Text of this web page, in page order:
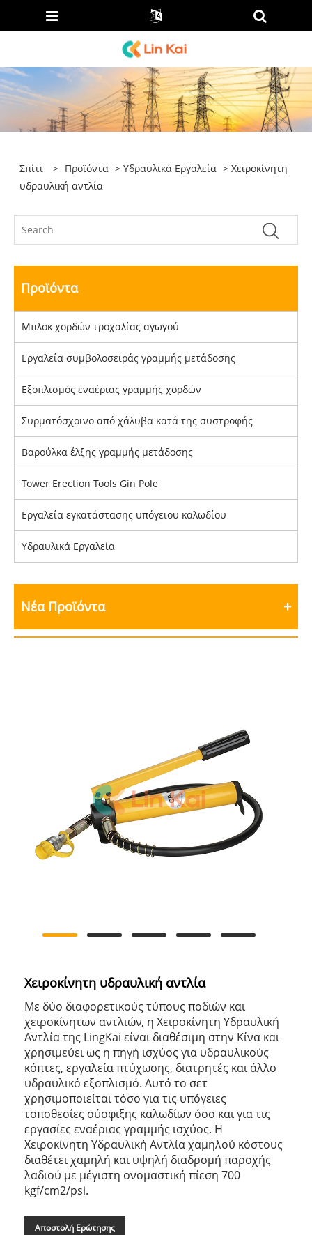
Σπίτι > Προϊόντα >Υδραυλικά Εργαλεία > Χειροκίνητη
υδραυλική αντλία
Προϊόντα
Μπλοκ χορδών τροχαλίας αγωγού
Εργαλεία συμβολοσειράς γραμμής μετάδοσης
Εξοπλισμός εναέριας γραμμής χορδών
Συρματόσχοινο από χάλυβα κατά της συστροφής
Βαρούλκα έλξης γραμμής μετάδοσης
Tower Erection Tools Gin Pole
Εργαλεία εγκατάστασης υπόγειου καλωδίου
Υδραυλικά Εργαλεία
Νέα Προϊόντα
Χειροκίνητη υδραυλική αντλία
Με δύο διαφορετικούς τύπους ποδιών και
χειροκίνητων αντλιών, η Χειροκίνητη Υδραυλική
Αντλία της LingKai είναι διαθέσιμη στην Κίνα και
χρησιμεύει ως η πηγή ισχύος για υδραυλικούς
κόπτες, εργαλεία πτύχωσης, διατρητές και άλλο
υδραυλικό εξοπλισμό. Αυτό το σετ
χρησιμοποιείται τόσο για τις υπόγειες
τοποθεσίες σύσφιξης καλωδίων όσο και για τις
εργασίες εναέριας γραμμής ισχύος. Η
Χειροκίνητη Υδραυλική Αντλία χαμηλού κόστους
διαθέτει χαμηλή και υψηλή διαδρομή παροχής
λαδιού με μέγιστη ονομαστική πίεση 700
kgf/cm2/psi.
Αποστολή Ερώτησης